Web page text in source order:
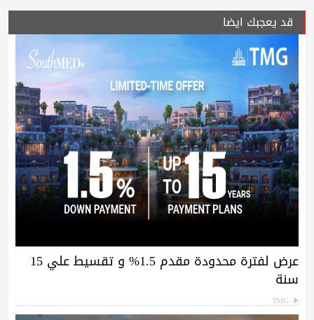
قد يعجبك ايضا
عرض لفترة محدودة مقدم 1.5% و تقسيط علي 15
سنة
TMG